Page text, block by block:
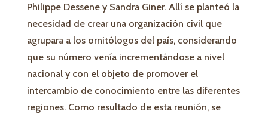
Philippe Dessene y Sandra Giner. Allí se planteó la
necesidad de crear una organización civil que
agrupara a los ornitólogos del país, considerando
que su número venía incrementándose a nivel
nacional y con el objeto de promover el
intercambio de conocimiento entre las diferentes
regiones. Como resultado de esta reunión, se